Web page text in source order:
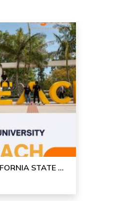
STATE ...